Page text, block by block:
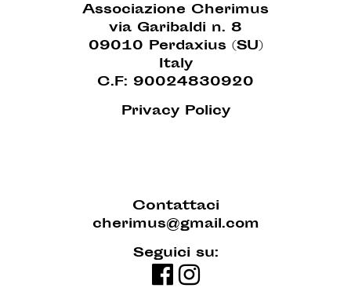
Associazione Cherimus
via Garibaldi n. 8
09010 Perdaxius (SU)
Italy
C.F: 90024830920
Privacy Policy
Contattaci
cherimus@gmail.com
Seguici su: